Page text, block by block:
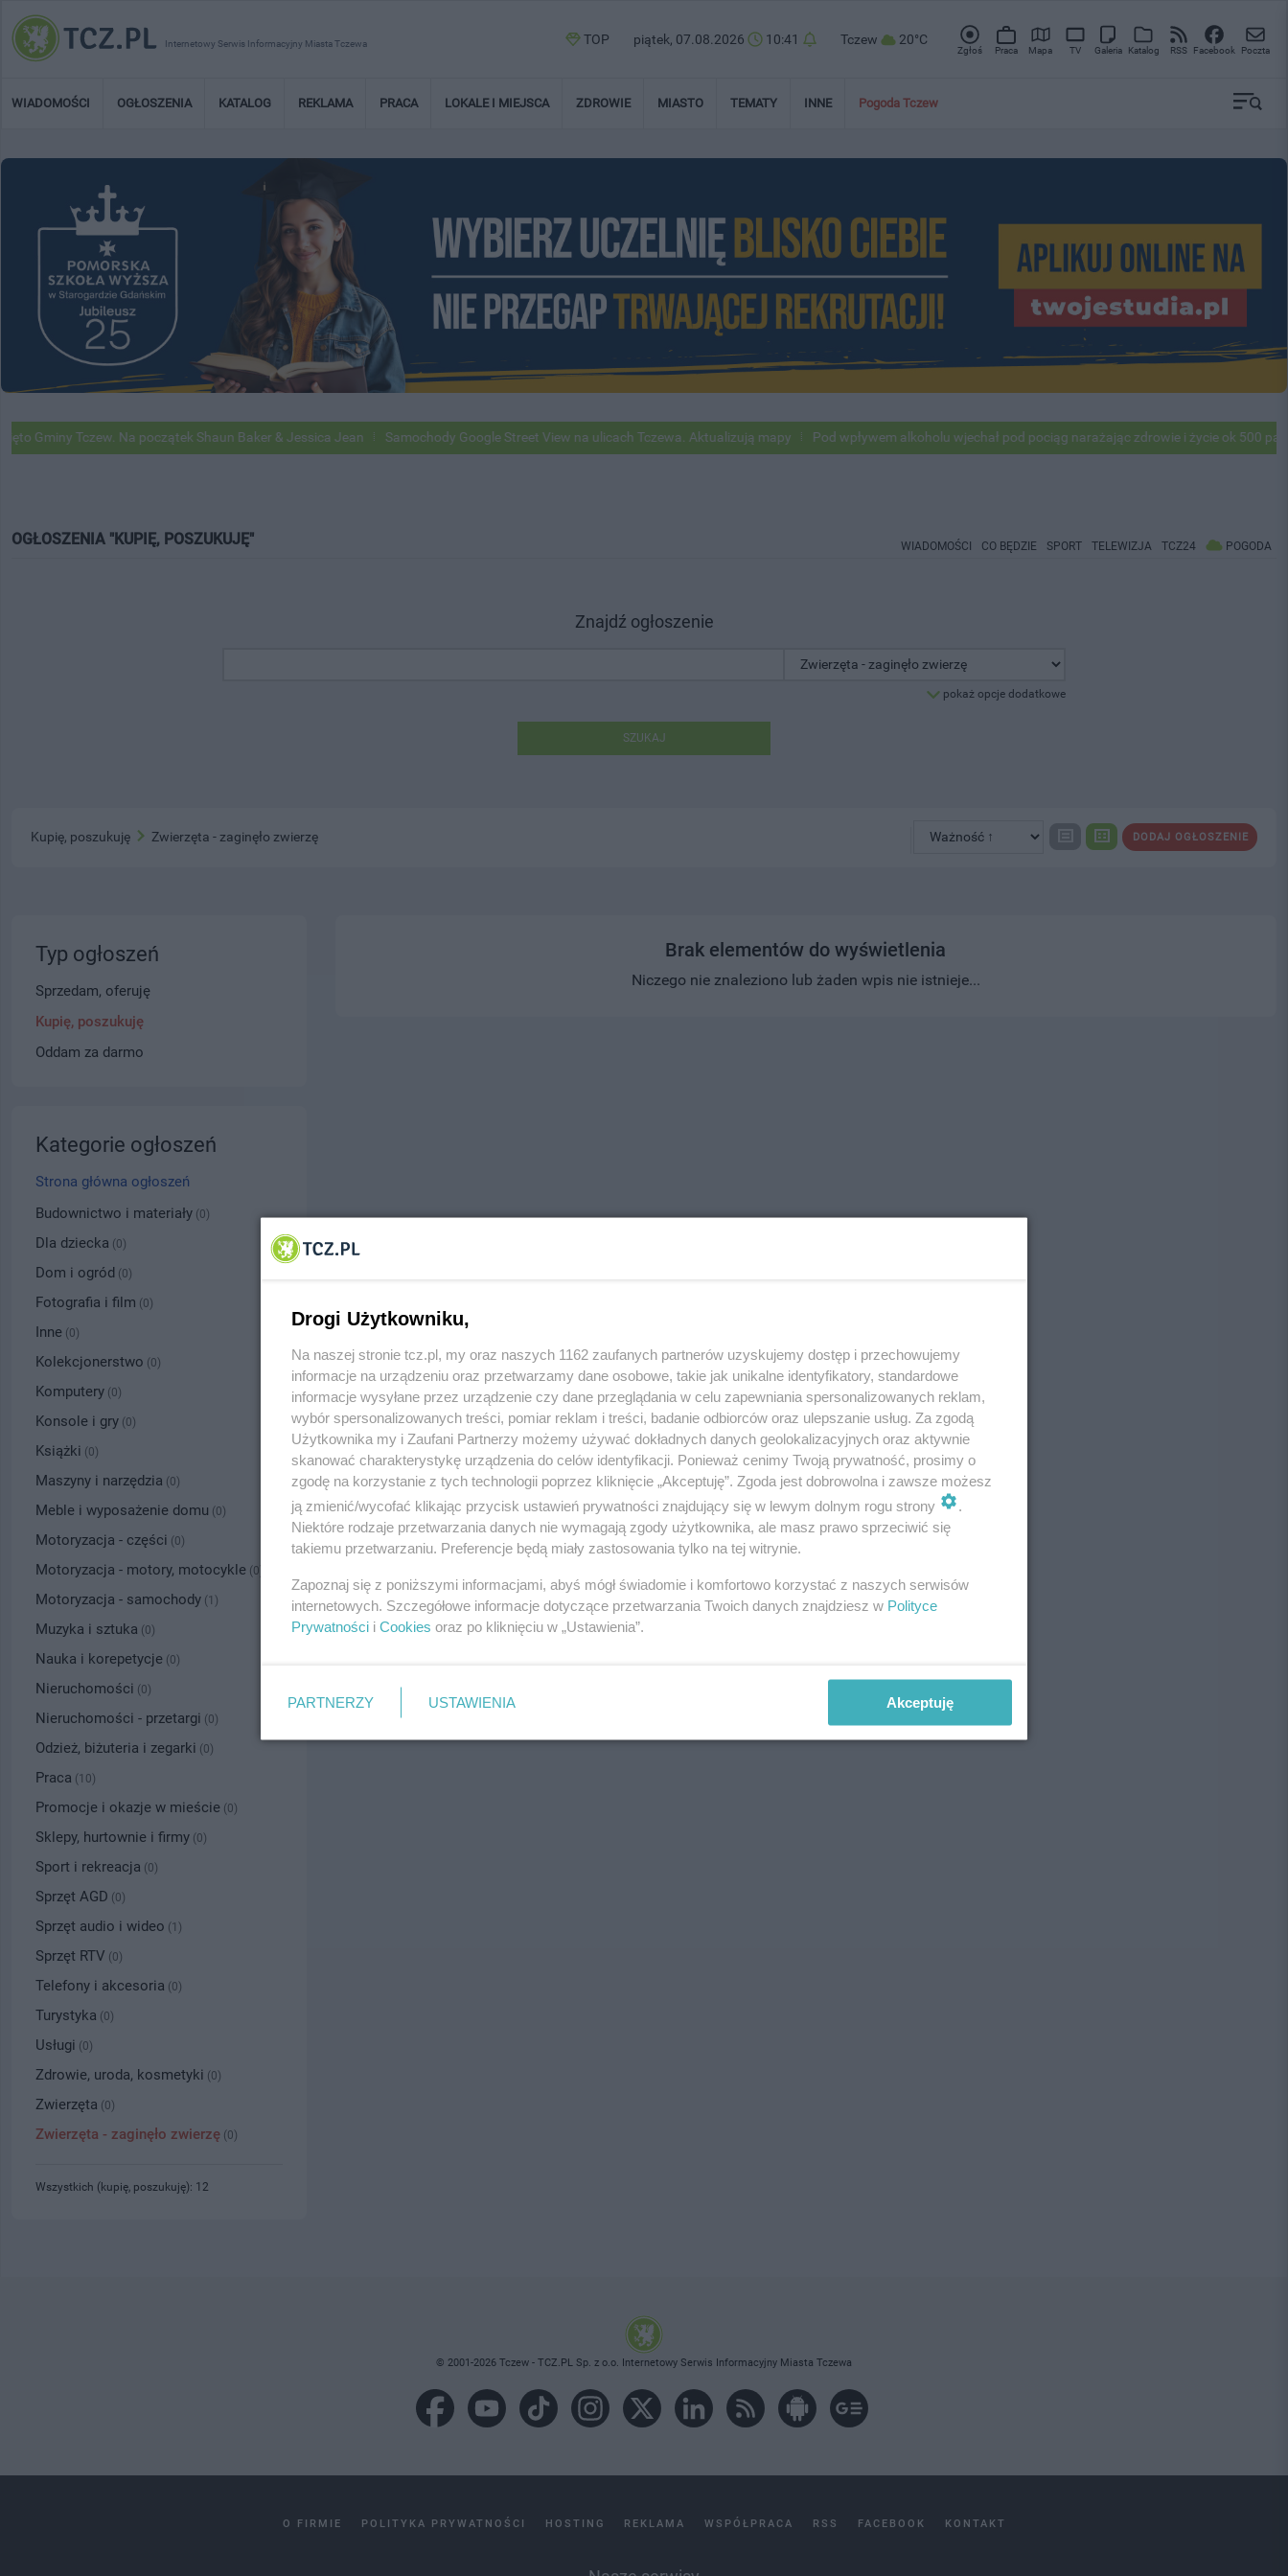
Internetowy Serwis Informacyjny Miasta Tczewa TOP piątek, 07.08.2026 10:41 Tczew 20°C
Zgłoś Praca Mapa TV Galeria Katalog RSS Facebook Poczta
WIADOMOŚCI OGŁOSZENIA KATALOG REKLAMA PRACA LOKALE I MIEJSCA ZDROWIE MIASTO TEMATY INNE Pogoda Tczew
Tczew. Na początek Shaun Baker & Jessica Jean Samochody Google Street View na ulicach Tczewa. Aktualizują mapy Pod wpływem alkoholu wjechał pod pociąg narażając zdrowie i życie ok 500
OGŁOSZENIA "KUPIĘ, POSZUKUJĘ" WIADOMOŚCI CO BĘDZIE SPORT TELEWIZJA TCZ24 POGODA
Znajdź ogłoszenie
pokaż opcje dodatkowe
SZUKAJ
DODAJ OGŁOSZENIE
Kupię, poszukuję Zwierzęta - zaginęło zwierzę
Brak elementów do wyświetlenia
Niczego nie znaleziono lub żaden wpis nie istnieje...
Typ ogłoszeń
Sprzedam, oferuję
Kupię, poszukuję
Oddam za darmo
Kategorie ogłoszeń
Strona główna ogłoszeń
Budownictwo i materiały (0)
Dla dziecka (0)
Dom i ogród (0)
Fotografia i film (0)
Inne (0)
Kolekcjonerstwo (0)
Komputery (0)
Konsole i gry (0)
Książki (0)
Maszyny i narzędzia (0)
Meble i wyposażenie domu (0)
Motoryzacja - części (0)
Motoryzacja - motory, motocykle (0)
Motoryzacja - samochody (1)
Muzyka i sztuka (0)
Nauka i korepetycje (0)
Nieruchomości (0)
Nieruchomości - przetargi (0)
Odzież, biżuteria i zegarki (0)
Praca (10)
Promocje i okazje w mieście (0)
Sklepy, hurtownie i firmy (0)
Sport i rekreacja (0)
Sprzęt AGD (0)
Sprzęt audio i wideo (1)
Sprzęt RTV (0)
Telefony i akcesoria (0)
Turystyka (0)
Usługi (0)
Zdrowie, uroda, kosmetyki (0)
Zwierzęta (0)
Zwierzęta - zaginęło zwierzę (0)
Wszystkich (kupię, poszukuję): 12
© 2001-2026 Tczew - TCZ.PL Sp. z o.o. Internetowy Serwis Informacyjny Miasta Tczewa
O FIRMIE POLITYKA PRYWATNOŚCI HOSTING REKLAMA WSPÓŁPRACA RSS FACEBOOK KONTAKT
Drogi Użytkowniku,
Na naszej stronie tcz.pl, my oraz naszych 1162 zaufanych partnerów uzyskujemy dostęp i przechowujemy
informacje na urządzeniu oraz przetwarzamy dane osobowe, takie jak unikalne identyfikatory, standardowe
informacje wysyłane przez urządzenie czy dane przeglądania w celu zapewniania spersonalizowanych reklam,
wybór spersonalizowanych treści, pomiar reklam i treści, badanie odbiorców oraz ulepszanie usług. Za zgodą
Użytkownika my i Zaufani Partnerzy możemy używać dokładnych danych geolokalizacyjnych oraz aktywnie
skanować charakterystykę urządzenia do celów identyfikacji. Ponieważ cenimy Twoją prywatność, prosimy o
zgodę na korzystanie z tych technologii poprzez kliknięcie „Akceptuję”. Zgoda jest dobrowolna i zawsze możesz
ją zmienić/wycofać klikając przycisk ustawień prywatności znajdujący się w lewym dolnym rogu strony
Niektóre rodzaje przetwarzania danych nie wymagają zgody użytkownika, ale masz prawo sprzeciwić się
takiemu przetwarzaniu. Preferencje będą miały zastosowania tylko na tej witrynie.
Zapoznaj się z poniższymi informacjami, abyś mógł świadomie i komfortowo korzystać z naszych serwisów
internetowych. Szczegółowe informacje dotyczące przetwarzania Twoich danych znajdziesz w Polityce
Prywatności i Cookies oraz po kliknięciu w „Ustawienia”.
PARTNERZY USTAWIENIA Akceptuję